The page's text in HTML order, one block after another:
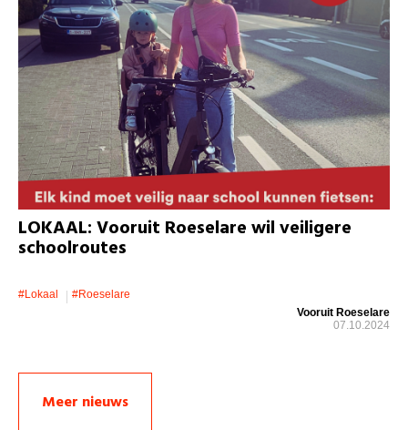
LOKAAL: Vooruit Roeselare wil veiligere
schoolroutes
#lokaal
#roeselare
Vooruit Roeselare
07.10.2024
Meer nieuws